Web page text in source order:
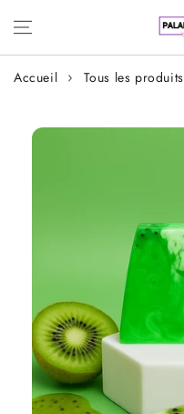
contenu
Accueil Tous les produits
informations